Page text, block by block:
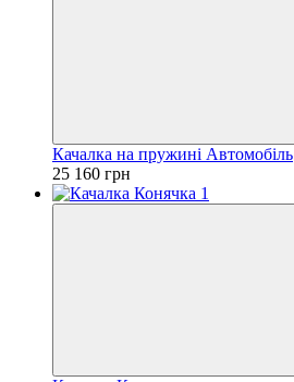
Качалка на пружині Автомобіль
25 160 грн